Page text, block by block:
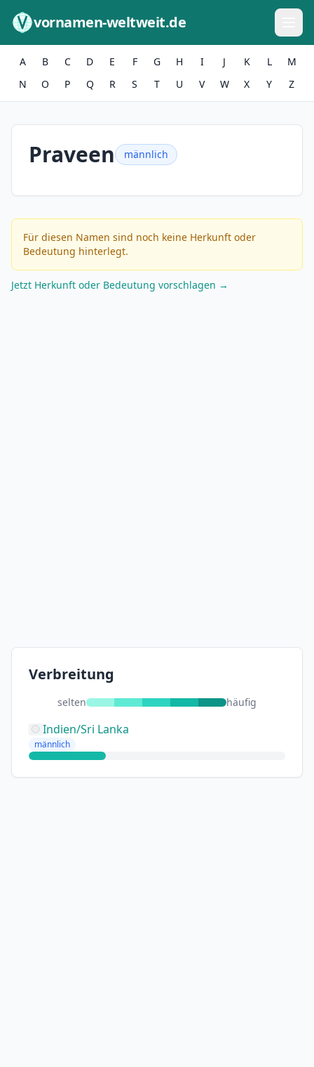
vornamen-weltweit.de
A B C D E F G H I J K L
M
N
O P Q R S T U V W X Y Z
Praveen männlich
Für diesen Namen sind noch keine Herkunft oder
Bedeutung hinterlegt.
Jetzt Herkunft oder Bedeutung vorschlagen →
Verbreitung
selten häufig
Indien/Sri Lanka
männlich